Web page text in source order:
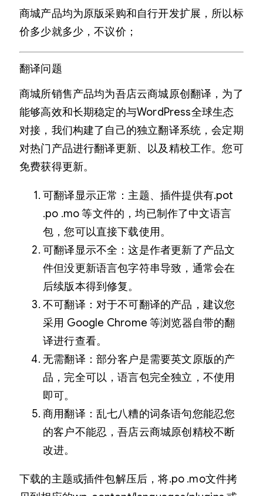
商城产品均为原版采购和自行开发扩展，所以标
价多少就多少，不议价；
翻译问题
商城所销售产品均为吾店云商城原创翻译，为了
能够高效和长期稳定的与WordPress全球生态
对接，我们构建了自己的独立翻译系统，会定期
对热门产品进行翻译更新、以及精校工作。您可
免费获得更新。
可翻译显示正常：主题、插件提供有.pot
.po .mo 等文件的，均已制作了中文语言
包，您可以直接下载使用。
可翻译显示不全：这是作者更新了产品文
件但没更新语言包字符串导致，通常会在
后续版本得到修复。
不可翻译：对于不可翻译的产品，建议您
采用 Google Chrome 等浏览器自带的翻
译进行查看。
无需翻译：部分客户是需要英文原版的产
品，完全可以，语言包完全独立，不使用
即可。
商用翻译：乱七八糟的词条语句您能忍您
的客户不能忍，吾店云商城原创精校不断
改进。
下载的主题或插件包解压后，将.po .mo文件拷